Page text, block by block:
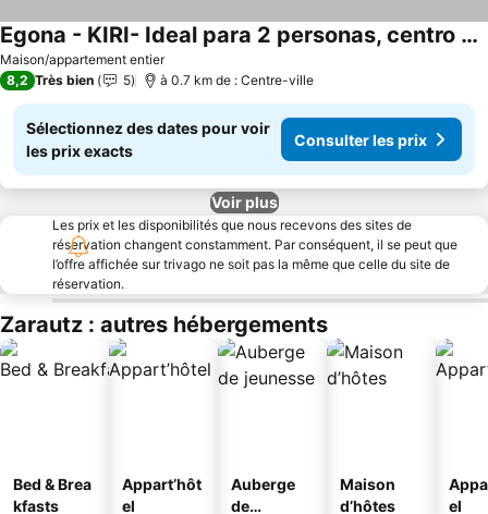
Maison/appartement entier
Egona - KIRI- Ideal para 2 personas, centro pueblo
Consulter les prix
8,2 Très bien 5 à 0.7 km de : Centre-ville
Sélectionnez des dates pour voir
les prix exacts
Consulter les prix
Voir plus
Les prix et les disponibilités que nous recevons des sites de
réservation changent constamment. Par conséquent, il se peut que
l’offre affichée sur trivago ne soit pas la même que celle du site de
réservation.
Zarautz : autres hébergements
Bed & Brea
kfasts
Appart’hôt
el
Auberge
de
Maison
d’hôtes
el